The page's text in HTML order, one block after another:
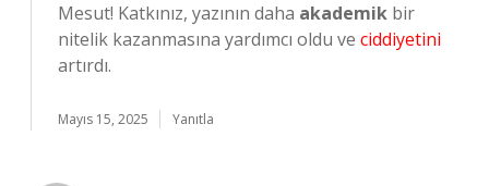
Mesut! Katkınız, yazının daha akademik bir
nitelik kazanmasına yardımcı oldu ve ciddiyetini
artırdı.
Mayıs 15, 2025 Yanıtla